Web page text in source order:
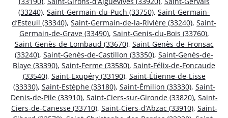
(33240), Saint-Germain-du-Puch (33750), Saint-Germain-
d’Esteuil (33340), Saint-Germain-de-la-Rivière (33240), Saint-
Germain-de-Grave (33490), Saint-Genis-du-Bois (33760),
Saint-Genès-de-Lombaud (33670), Saint-Genès-de-Fronsac
(33240), Saint-Genès-de-Castillon (33350), Saint-Genès-de-
Blaye (33390), Saint-Ferme (33580), Saint-Félix-de-Foncaude
(33540), Saint-Exupéry (33190), Saint-Étienne-de-Lisse
(33330), Saint-Estèphe (33180), Saint-Émilion (33330), Saint-
Denis-de-Pile (33910), Saint-Ciers-sur-Gironde (33820), Saint-
Ciers-de-Canesse (33710), Saint-Ciers-d’Abzac (33910), Saint-